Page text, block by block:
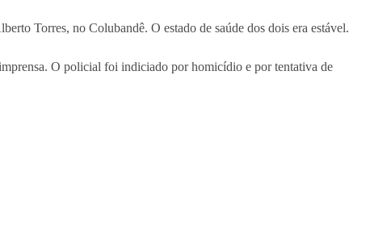
Torres, no Colubandê. O estado de saúde dos dois era estável.
O policial foi indiciado por homicídio e por tentativa de